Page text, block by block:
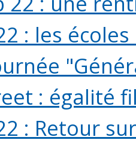
: les
: égalité
: Retour